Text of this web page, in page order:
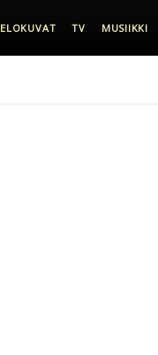
ELOKUVAT TV MUSIIKKI